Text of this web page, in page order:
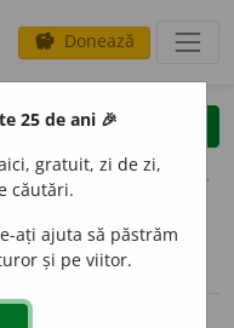
savings Donează
clear
opțiuni
25 de ani 🎉
gratuit, zi de zi,
căutări.
ați ajuta să păstrăm
și pe viitor.